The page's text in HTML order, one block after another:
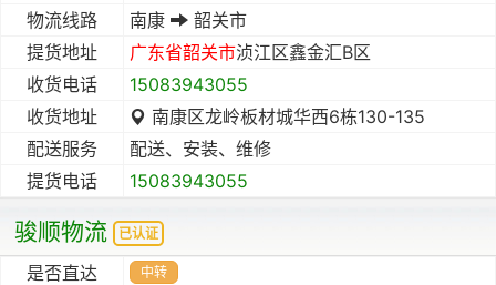
物流线路 南康
韶关市
提货地址
广东省韶关市浈江区鑫金汇B区
收货电话
15083943055
收货地址
南康区龙岭板材城华西6栋130-135
配送服务
配送、安装、维修
提货电话
15083943055
骏顺物流 已认证
是否直达 中转